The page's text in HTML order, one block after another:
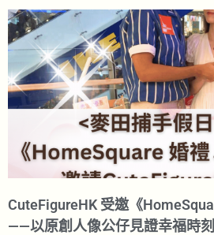
CuteFigureHK 受邀《
——以原創人像公仔見證幸福時刻